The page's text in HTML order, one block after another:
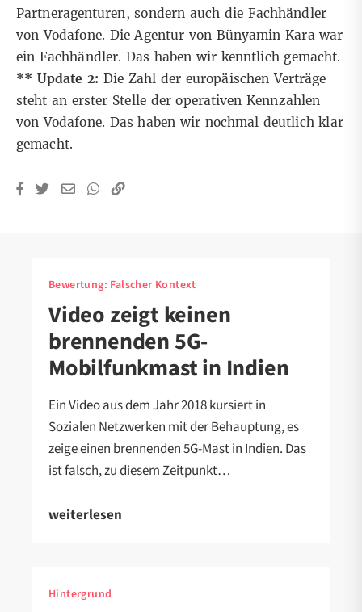
Partneragenturen, sondern auch die Fachhändler
von Vodafone. Die Agentur von Bünyamin Kara war
ein Fachhändler. Das haben wir kenntlich gemacht.
** Update 2: Die Zahl der europäischen Verträge
steht an erster Stelle der operativen Kennzahlen
von Vodafone. Das haben wir nochmal deutlich klar
gemacht.
Bewertung: Falscher Kontext
Video zeigt keinen
brennenden 5G-
Mobilfunkmast in Indien
Ein Video aus dem Jahr 2018 kursiert in
Sozialen Netzwerken mit der Behauptung, es
zeige einen brennenden 5G-Mast in Indien. Das
ist falsch, zu diesem Zeitpunkt…
weiterlesen
Hintergrund